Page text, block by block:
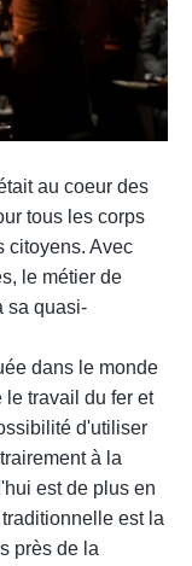
au coeur des
tous les corps
citoyens. Avec
le métier de
sa quasi-
dans le monde
le travail du fer et
d'utiliser
à la
est de plus en
est la
près de la